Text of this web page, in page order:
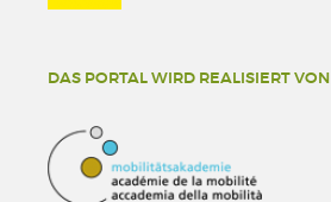
DAS PORTAL WIRD REALISIERT VON